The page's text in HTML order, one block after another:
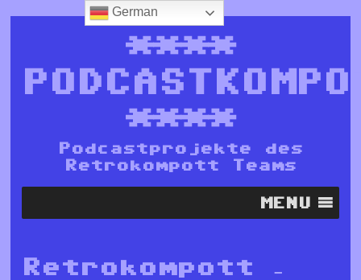
****
****
Podcastprojekte des
Retrokompott Teams
MENU
Retrokompott –
German